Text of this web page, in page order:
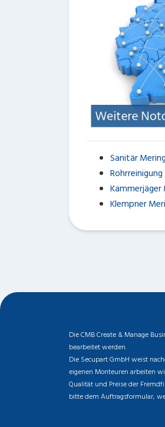
Sanitär Mering
Kammerjäger
Klempner
Die CMB Create & Manage
bearbeitet werden.
Die Secupart GmbH weist
eigenen Monteuren arbeiten
Qualität und Preise der
bitte dem Auftragsformular,